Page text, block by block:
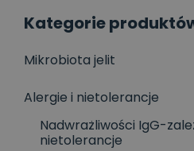
Kategorie
Mikrobiota jelit
Alergie i nietolerancje
Nadwrażliwości IgG-
nietolerancje